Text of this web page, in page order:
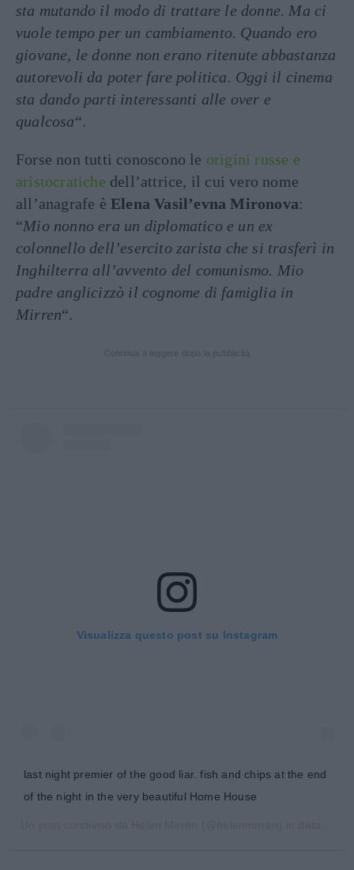
sta mutando il modo di trattare le donne. Ma ci
vuole tempo per un cambiamento. Quando ero
giovane, le donne non erano ritenute abbastanza
autorevoli da poter fare politica. Oggi il cinema
sta dando parti interessanti alle over e
qualcosa“.
Forse non tutti conoscono le origini russe e
aristocratiche dell’attrice, il cui vero nome
all’anagrafe è Elena Vasil’evna Mironova:
“Mio nonno era un diplomatico e un ex
colonnello dell’esercito zarista che si trasferì in
Inghilterra all’avvento del comunismo. Mio
padre anglicizzò il cognome di famiglia in
Mirren“.
Visualizza questo post su Instagram
last night premier of the good liar. fish and chips at the end
of the night in the very beautiful Home House